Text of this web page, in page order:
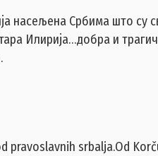
насељена Србима што су
Илирија…добра и
pravoslavnih srbalja.Od